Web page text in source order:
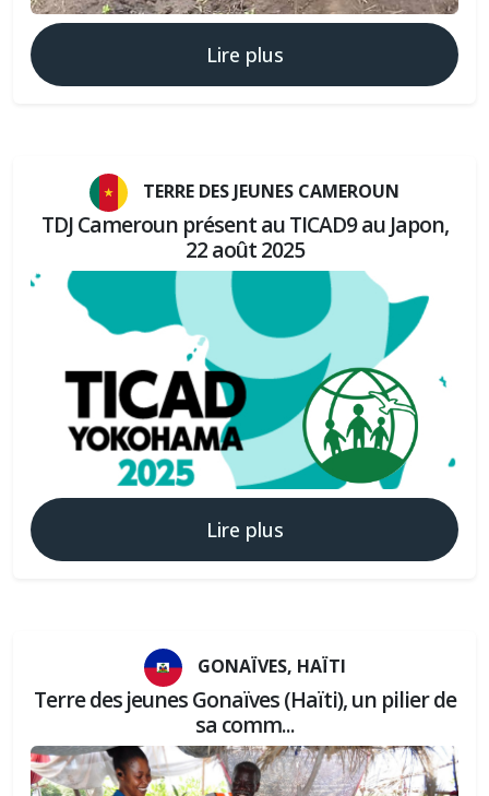
Lire plus
TERRE DES JEUNES CAMEROUN
TDJ Cameroun présent au TICAD9 au Japon,
22 août 2025
Lire plus
GONAÏVES, HAÏTI
Terre des jeunes Gonaïves (Haïti), un pilier de
sa comm...